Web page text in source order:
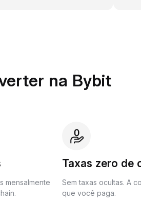
na Bybit
mensalmente
Taxas zero de
Sem taxas ocultas. A
que você paga.